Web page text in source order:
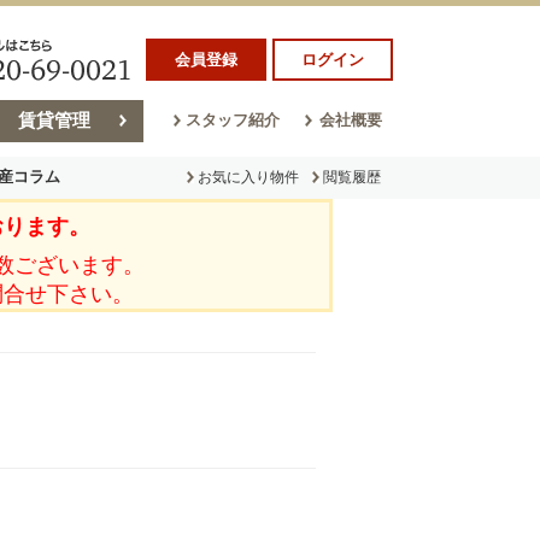
会員登録 ログイン
賃貸管理 スタッフ紹介 会社概要
コラム
ム
お気に入り物件 閲覧履歴
ます。
ざいます。
せ下さい。